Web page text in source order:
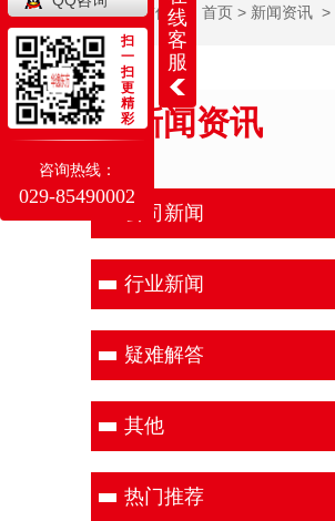
当前位置： 首页 > 新闻资讯 >
新闻资讯
公司新闻
行业新闻
疑难解答
其他
热门推荐
线
客
服
扫
一
扫
更
精
彩
咨询热线：
029-85490002